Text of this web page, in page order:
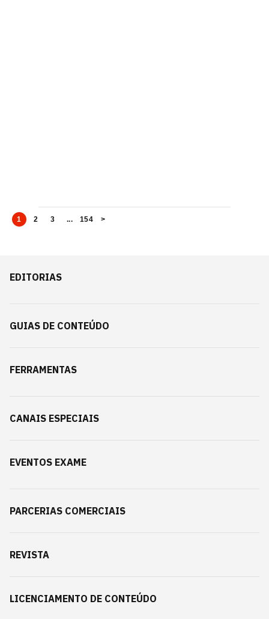
1 2 3 ... 154 >
EDITORIAS
GUIAS DE CONTEÚDO
FERRAMENTAS
CANAIS ESPECIAIS
EVENTOS EXAME
PARCERIAS COMERCIAIS
REVISTA
LICENCIAMENTO DE CONTEÚDO